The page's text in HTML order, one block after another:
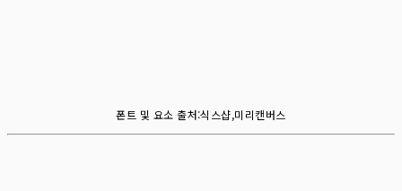
폰트 및 요소 출처:식스샵,미리캔버스